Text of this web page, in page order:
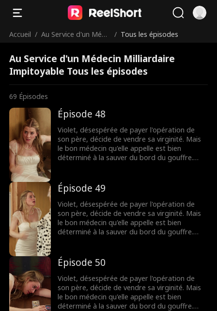
Accueil / Au Service d'un Méde
oyable
/ Tous les épisodes
Au Service d'un Médecin Milliardaire
Impitoyable Tous les épisodes
69 Épisodes
Épisode 48
Violet, désespérée de payer l'opération de
son père, décide de vendre sa virginité. Mais
le bon médecin qu'elle appelle est bien
déterminé à la sauver du bord du gouffre.
même s'il pensait au départ qu'elle n'était
qu'une chercheuse d'or. Lorsque leurs plus
sombres secrets éclatent au grand jour, leur
lien fragile pourra-t-il survivre ?
Épisode 49
Violet, désespérée de payer l'opération de
son père, décide de vendre sa virginité. Mais
le bon médecin qu'elle appelle est bien
déterminé à la sauver du bord du gouffre.
même s'il pensait au départ qu'elle n'était
qu'une chercheuse d'or. Lorsque leurs plus
sombres secrets éclatent au grand jour, leur
lien fragile pourra-t-il survivre ?
Épisode 50
Violet, désespérée de payer l'opération de
son père, décide de vendre sa virginité. Mais
le bon médecin qu'elle appelle est bien
déterminé à la sauver du bord du gouffre.